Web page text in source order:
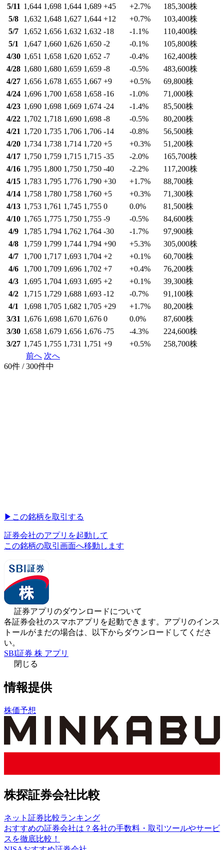
5/11 1,644 1,698 1,644 1,689 +45 +2.7% 185,300株
5/8
1,632 1,648 1,627 1,644 +12 +0.7% 103,400株
5/7
1,652 1,656 1,632 1,632 -18 -1.1% 110,400株
5/1
1,647 1,660 1,626 1,650 -2 -0.1% 105,800株
4/30 1,651 1,658 1,620 1,652 -7 -0.4% 162,400株
4/28 1,680 1,680 1,659 1,659 -8 -0.5% 483,600株
4/27 1,656 1,678 1,655 1,667 +9 +0.5% 69,800株
4/24 1,696 1,700 1,658 1,658 -16 -1.0% 71,000株
4/23 1,690 1,698 1,669 1,674 -24 -1.4% 85,500株
4/22 1,702 1,718 1,690 1,698 -8 -0.5% 80,200株
4/21 1,720 1,735 1,706 1,706 -14 -0.8% 56,500株
4/20 1,734 1,738 1,714 1,720 +5 +0.3% 51,200株
4/17 1,750 1,759 1,715 1,715 -35 -2.0% 165,700株
4/16 1,795 1,800 1,750 1,750 -40 -2.2% 117,200株
4/15 1,783 1,795 1,776 1,790 +30 +1.7% 88,700株
4/14 1,758 1,780 1,758 1,760 +5 +0.3% 71,300株
4/13 1,753 1,761 1,745 1,755 0 0.0% 81,500株
4/10 1,765 1,775 1,750 1,755 -9 -0.5% 84,600株
4/9
1,785 1,794 1,762 1,764 -30 -1.7% 97,900株
4/8
1,759 1,799 1,744 1,794 +90 +5.3% 305,000株
4/7
1,700 1,717 1,693 1,704 +2 +0.1% 60,700株
4/6
1,700 1,709 1,696 1,702 +7 +0.4% 76,200株
4/3
1,695 1,704 1,693 1,695 +2 +0.1% 39,300株
4/2
1,715 1,729 1,688 1,693 -12 -0.7% 91,100株
4/1
1,698 1,705 1,682 1,705 +29 +1.7% 80,200株
3/31 1,676 1,698 1,670 1,676 0 0.0% 87,600株
3/30 1,658 1,679 1,656 1,676 -75 -4.3% 224,600株
3/27 1,745 1,755 1,731 1,751 +9 +0.5% 258,700株
前へ 次へ
60件 / 300件中
▶︎ この銘柄を取引する
証券会社のアプリを起動して
この銘柄の取引画面へ移動します
証券アプリのダウンロードについて
各証券会社のスマホアプリを起動できます。アプリのインス
トールがまだの場合は、以下からダウンロードしてくださ
い。
SBI証券 株 アプリ
閉じる
情報提供
株価予想
株探証券会社比較
ネット証券比較ランキング
おすすめの証券会社は？各社の手数料・取引ツールやサービ
スを徹底比較！